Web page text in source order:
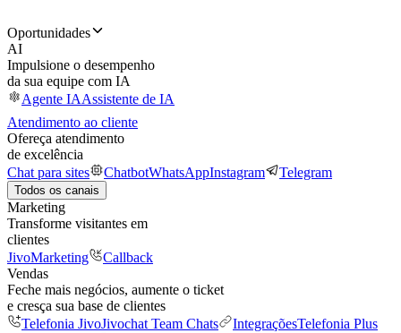
Oportunidades
AI
Impulsione o desempenho
da sua equipe com IA
Agente IAAssistente de IA
Atendimento ao cliente
Ofereça atendimento
de excelência
Chat para sites
ChatbotWhatsAppInstagram Telegram
Todos os canais
Marketing
Transforme visitantes em
clientes
JivoMarketing
Callback
Vendas
Feche mais negócios, aumente o ticket
e cresça sua base de clientes
Telefonia JivoJivochat Team Chats IntegraçõesTelefonia Plus